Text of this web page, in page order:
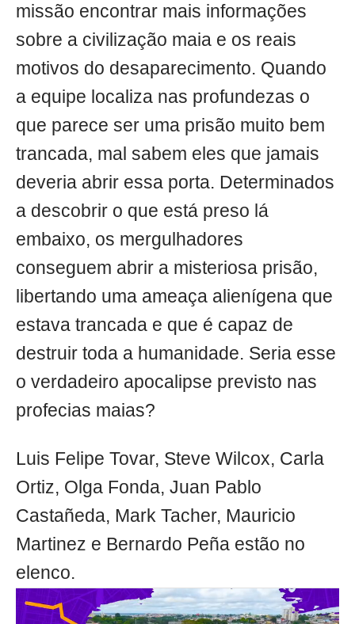
missão encontrar mais informações
sobre a civilização maia e os reais
motivos do desaparecimento. Quando
a equipe localiza nas profundezas o
que parece ser uma prisão muito bem
trancada, mal sabem eles que jamais
deveria abrir essa porta. Determinados
a descobrir o que está preso lá
embaixo, os mergulhadores
conseguem abrir a misteriosa prisão,
libertando uma ameaça alienígena que
estava trancada e que é capaz de
destruir toda a humanidade. Seria esse
o verdadeiro apocalipse previsto nas
profecias maias?
Luis Felipe Tovar, Steve Wilcox, Carla
Ortiz, Olga Fonda, Juan Pablo
Castañeda, Mark Tacher, Mauricio
Martinez e Bernardo Peña estão no
elenco.